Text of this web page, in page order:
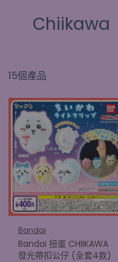
Chiikawa
15個產品
Bandai
Bandai 扭蛋 CHIIKAWA
發光帶扣公仔 (全套4款)